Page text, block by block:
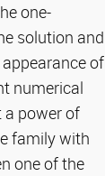
one-
solution and
of
numerical
a power of
family with
one of the